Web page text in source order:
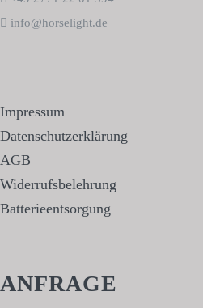
info@horselight.de
Impressum
Datenschutzerklärung
AGB
Widerrufsbelehrung
Batterieentsorgung
ANFRAGE